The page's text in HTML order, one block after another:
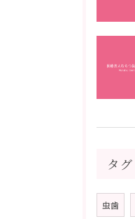
タグ
虫歯